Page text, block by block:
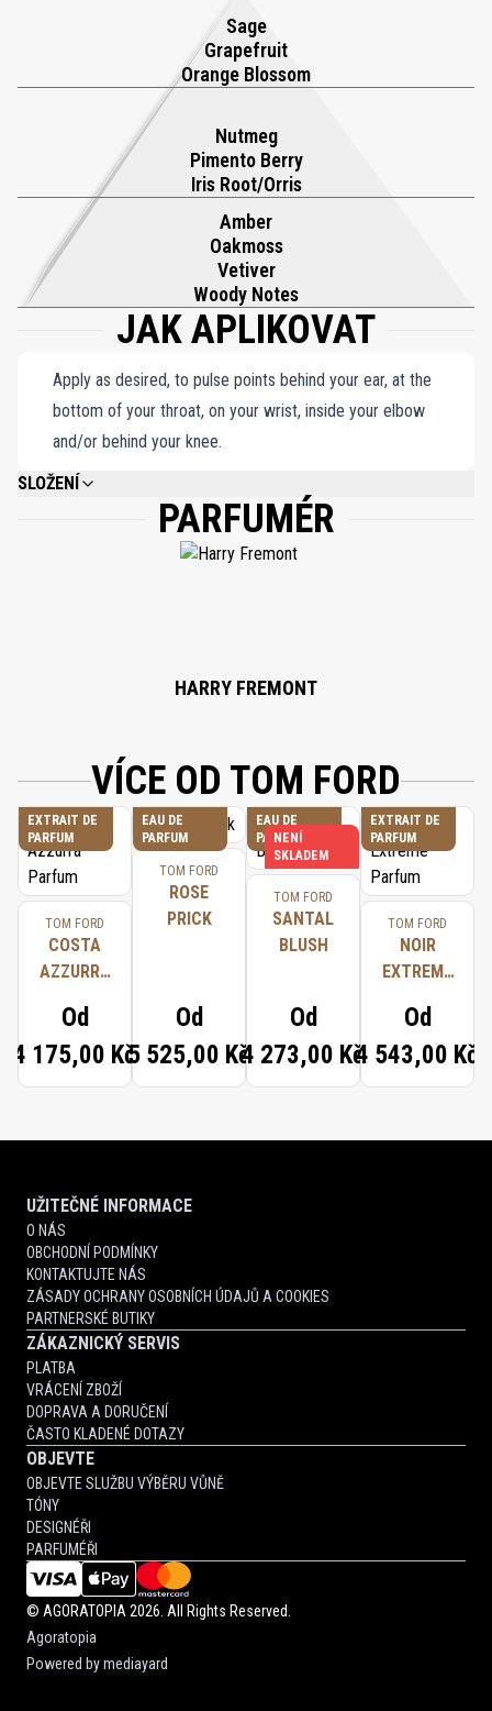
Dokonale vyvážená a odolná se stává nezbytnou součástí arzenálu
péče o moderního muže. V typickém stylu Toma Forda je Grey
Vetiver víc než jen vůně – je to deklarace trvalé sofistikovanosti a
sebevědomé elegance.
Sage
Grapefruit
Orange Blossom
Nutmeg
Pimento Berry
Iris Root/Orris
Amber
Oakmoss
Vetiver
Woody Notes
JAK APLIKOVAT
Apply as desired, to pulse points behind your ear, at the
bottom of your throat, on your wrist, inside your elbow
and/or behind your knee.
SLOŽENÍ
ALCOHOL DENAT., WATER\AQUA\EAU, FRAGRANCE (PARFUM), BUTYL
METHOXYDIBENZOYLMETHANE, ALPHA-ISOMETHYL IONONE, LINALOOL,
BUTYLPHENYL METHYLPROPIONAL, HYDROXYISOHEXYL 3-CYCLOHEXENE
PARFUMÉR
HARRY FREMONT
VÍCE OD TOM FORD
EXTRAIT DE
PARFUM
TOM FORD
COSTA
AZZURRA
Od
4 175,00 Kč
EAU DE
PARFUM
TOM FORD
ROSE
PRICK
Od
5 525,00 Kč
EAU DE
PARFUM
NENÍ
SKLADEM
TOM FORD
SANTAL
BLUSH
Od
4 273,00 Kč
EXTRAIT DE
PARFUM
TOM FORD
NOIR
EXTREME
Od
4 543,00 Kč
UŽITEČNÉ INFORMACE
O NÁS
OBCHODNÍ PODMÍNKY
KONTAKTUJTE NÁS
ZÁSADY OCHRANY OSOBNÍCH ÚDAJŮ A COOKIES
PARTNERSKÉ BUTIKY
ZÁKAZNICKÝ SERVIS
PLATBA
VRÁCENÍ ZBOŽÍ
DOPRAVA A DORUČENÍ
ČASTO KLADENÉ DOTAZY
OBJEVTE
OBJEVTE SLUŽBU VÝBĚRU VŮNĚ
TÓNY
DESIGNÉŘI
PARFUMÉŘI
© AGORATOPIA 2026. All Rights Reserved.
Agoratopia
Powered bymediayard